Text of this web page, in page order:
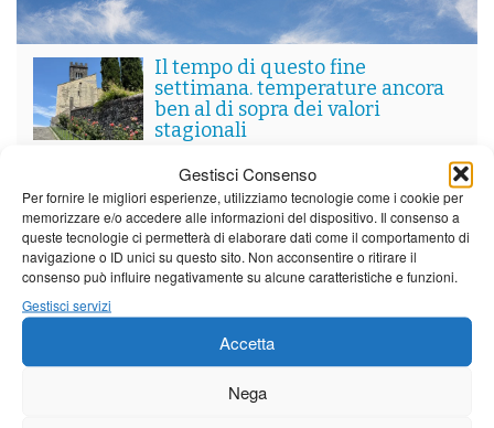
Gestisci Consenso
Per fornire le migliori esperienze, utilizziamo tecnologie come i cookie per
memorizzare e/o accedere alle informazioni del dispositivo. Il consenso a
queste tecnologie ci permetterà di elaborare dati come il comportamento di
navigazione o ID unici su questo sito. Non acconsentire o ritirare il
consenso può influire negativamente su alcune caratteristiche e funzioni.
Gestisci servizi
Accetta
Nega
Il tempo di questo fine
settimana. temperature ancora
ben al di sopra dei valori
stagionali
Domenica Lunedì Martedì
Borgo a Mozzano
25°C|36°C 21°C|37°C 22°C|38°C
Barga
25°C|33°C